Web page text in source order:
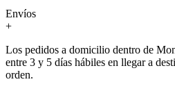
Envíos
+
Los pedidos a domicilio dentro de
entre 3 y 5 días hábiles en llegar a
orden.